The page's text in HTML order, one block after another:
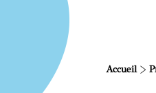
Accueil>